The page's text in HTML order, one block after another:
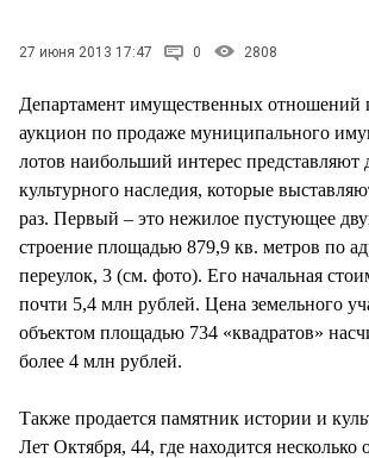
27 июня 2013 17:47 0 2808
Департамент имущественных отношений
аукцион по продаже муниципального
лотов наибольший интерес представляют
культурного наследия, которые
раз. Первый – это нежилое пустующее
строение площадью 879,9 кв. метров по
переулок, 3 (см. фото). Его начальная
почти 5,4 млн рублей. Цена земельного
объектом площадью 734 «квадратов»
более 4 млн рублей.
Также продается памятник истории и
Лет Октября, 44, где находится несколько